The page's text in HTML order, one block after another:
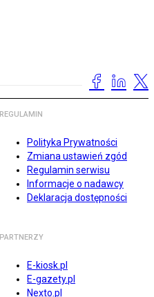
REGULAMIN
Polityka Prywatności
Zmiana ustawień zgód
Regulamin serwisu
Informacje o nadawcy
Deklaracja dostępności
PARTNERZY
E-kiosk.pl
E-gazety.pl
Nexto.pl